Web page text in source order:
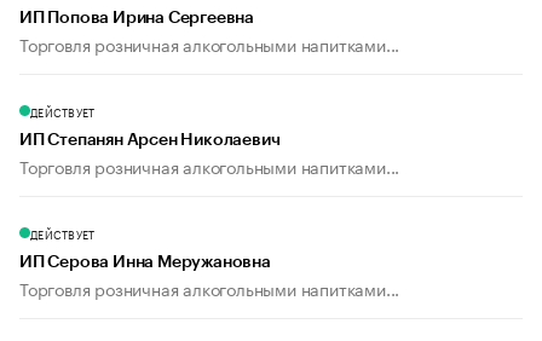
ИП Попова Ирина Сергеевна
Торговля розничная алкогольными напитками...
ДЕЙСТВУЕТ
ИП Степанян Арсен Николаевич
Торговля розничная алкогольными напитками...
ДЕЙСТВУЕТ
ИП Серова Инна Меружановна
Торговля розничная алкогольными напитками...